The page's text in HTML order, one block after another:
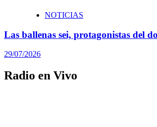
NOTICIAS
Las ballenas sei, protagonistas del
29/07/2026
Radio en Vivo